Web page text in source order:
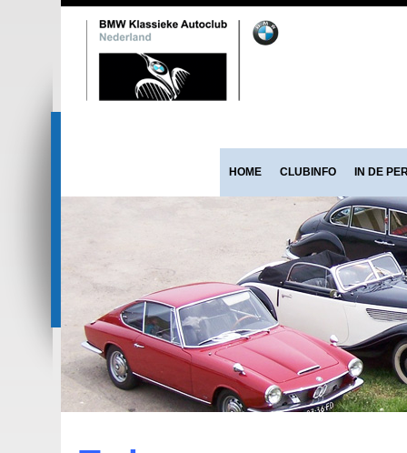
HOME CLUBINFO IN DE